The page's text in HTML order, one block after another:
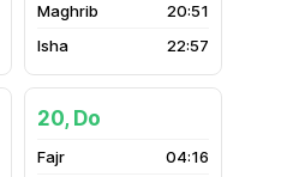
20:51
22:57
20, Do
04:16